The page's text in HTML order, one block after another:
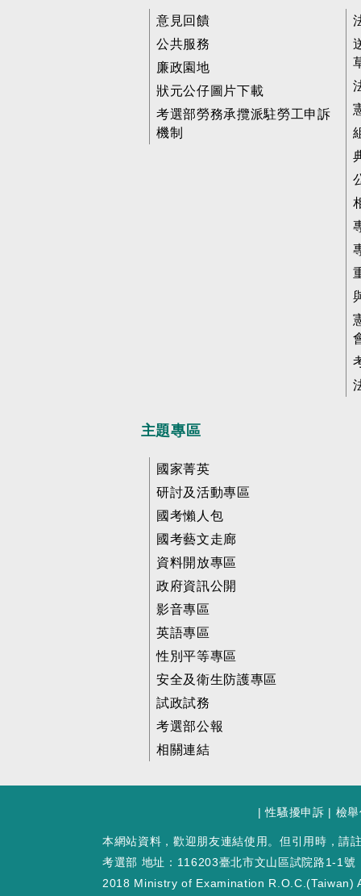
意見回饋
公共服務
廉政園地
狀元公仔圖片下載
考選部勞務承攬派駐勞工申訴
機制
主題專區
國家菁英
研討及活動專區
國考懶人包
國考藝文走廊
資料開放專區
政府資訊公開
影音專區
英語專區
性別平等專區
安全及衛生防護專區
試政試務
考選部公報
相關連結
|性騷擾申訴 | 檢
本網站資料，歡迎朋友連結使用。但引用時，請
考選部 地址：116203臺北市文山區試院路1-1號
2018 Ministry of Examination R.O.C.(Taiwan)